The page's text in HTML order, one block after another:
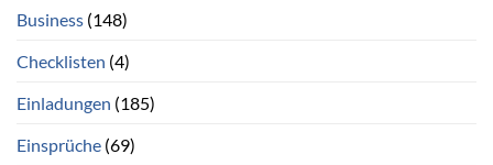
Business (148)
Checklisten (4)
Einladungen (185)
Einsprüche (69)